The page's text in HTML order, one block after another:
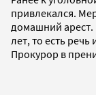
привлекался.
домашний арест.
лет, то есть
Прокурор в